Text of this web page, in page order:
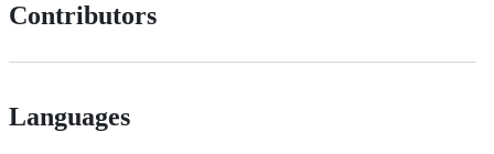
Contributors
Languages